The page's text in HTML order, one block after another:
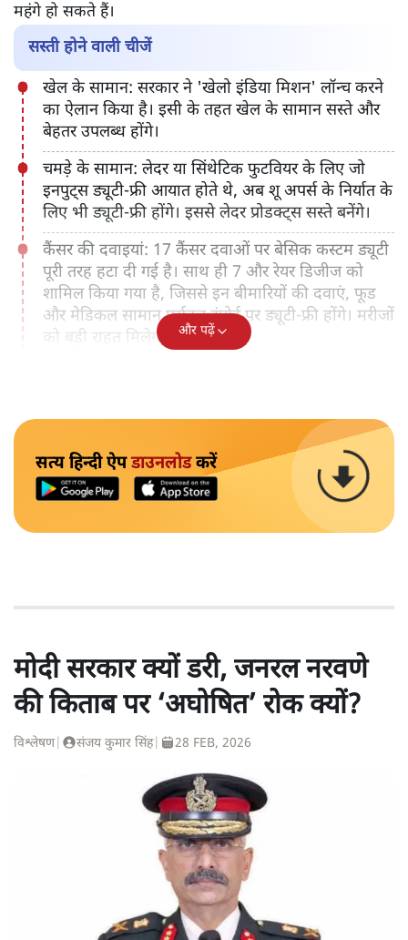
महंगे हो सकते हैं।
सस्ती होने वाली चीजें
खेल के सामान: सरकार ने 'खेलो इंडिया मिशन' लॉन्च करने
का ऐलान किया है। इसी के तहत खेल के सामान सस्ते और
बेहतर उपलब्ध होंगे।
चमड़े के सामान: लेदर या सिंथेटिक फुटवियर के लिए जो
इनपुट्स ड्यूटी-फ्री आयात होते थे, अब शू अपर्स के निर्यात के
लिए भी ड्यूटी-फ्री होंगे। इससे लेदर प्रोडक्ट्स सस्ते बनेंगे।
कैंसर की दवाइयां: 17 कैंसर दवाओं पर बेसिक कस्टम ड्यूटी
पूरी तरह हटा दी गई है। साथ ही 7 और रेयर डिजीज को
शामिल किया गया है, जिससे इन बीमारियों की दवाएं, फूड
और मेडिकल सामान पर्सनल इंपोर्ट पर ड्यूटी-फ्री होंगे। मरीजों
को बड़ी राहत मिलेगी।
और पढ़ें
सत्य हिन्दी ऐपडाउनलोडकरें
मोदी सरकार क्यों डरी, जनरल नरवणे
की किताब पर ‘अघोषित’ रोक क्यों?
विश्लेषण| संजय कुमार सिंह| 28 FEB, 2026